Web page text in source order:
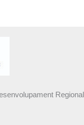
Regional